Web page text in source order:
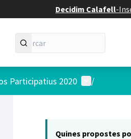
Decidim Calafell-
Participatius 2020 Menú d'usuari
/
Quines propostes